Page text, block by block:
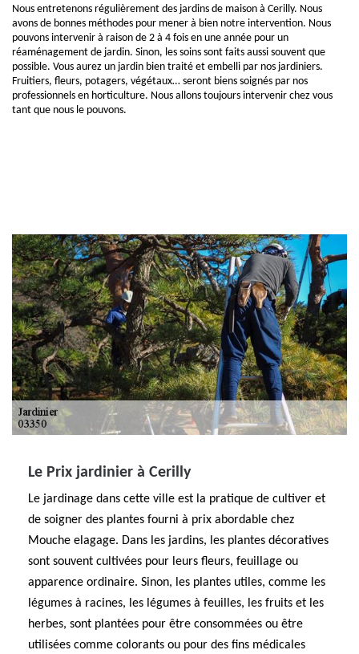
Nous entretenons régulièrement des jardins de maison à Cerilly. Nous
avons de bonnes méthodes pour mener à bien notre intervention. Nous
pouvons intervenir à raison de 2 à 4 fois en une année pour un
réaménagement de jardin. Sinon, les soins sont faits aussi souvent que
possible. Vous aurez un jardin bien traité et embelli par nos jardiniers.
Fruitiers, fleurs, potagers, végétaux… seront biens soignés par nos
professionnels en horticulture. Nous allons toujours intervenir chez vous
tant que nous le pouvons.
Le Prix jardinier à Cerilly
Le jardinage dans cette ville est la pratique de cultiver et
de soigner des plantes fourni à prix abordable chez
Mouche elagage. Dans les jardins, les plantes décoratives
sont souvent cultivées pour leurs fleurs, feuillage ou
apparence ordinaire. Sinon, les plantes utiles, comme les
légumes à racines, les légumes à feuilles, les fruits et les
herbes, sont plantées pour être consommées ou être
utilisées comme colorants ou pour des fins médicales